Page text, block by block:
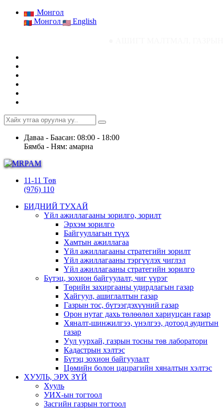
Монгол
Монгол
English
Даваа - Баасан: 08:00 - 18:00
Бямба - Ням: амарна
11-11 Төв
(976) 110
БИДНИЙ ТУХАЙ
Үйл ажиллагааны зорилго, зорилт
Эрхэм зорилго
Байгууллагын түүх
Хамтын ажиллагаа
Үйл ажиллагааны стратегийн зорилт
Үйл ажиллагааны тэргүүлэх чиглэл
Үйл ажиллагааны стратегийн зорилго
Бүтэц, зохион байгуулалт, чиг үүрэг
Төрийн захиргааны удирдлагын газар
Хайгуул, ашиглалтын газар
Газрын тос, бүтээгдэхүүний газар
Орон нутаг дахь төлөөлөл хариуцсан газар
Хяналт-шинжилгээ, үнэлгээ, дотоод аудитын
газар
Уул уурхай, газрын тосны төв лаборатори
Кадастрын хэлтэс
Бүтэц зохион байгуулалт
Цөмийн болон цацрагийн хяналтын хэлтэс
ХУУЛЬ, ЭРХ ЗҮЙ
Хууль
УИХ-ын тогтоол
Засгийн газрын тогтоол